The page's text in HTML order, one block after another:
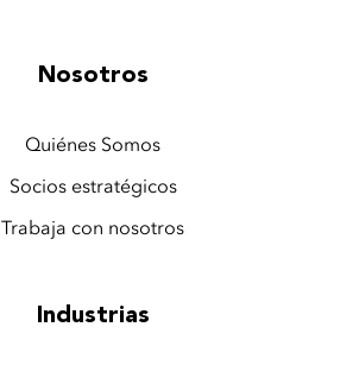
Nosotros
Quiénes Somos
Socios estratégicos
Trabaja con nosotros
Industrias